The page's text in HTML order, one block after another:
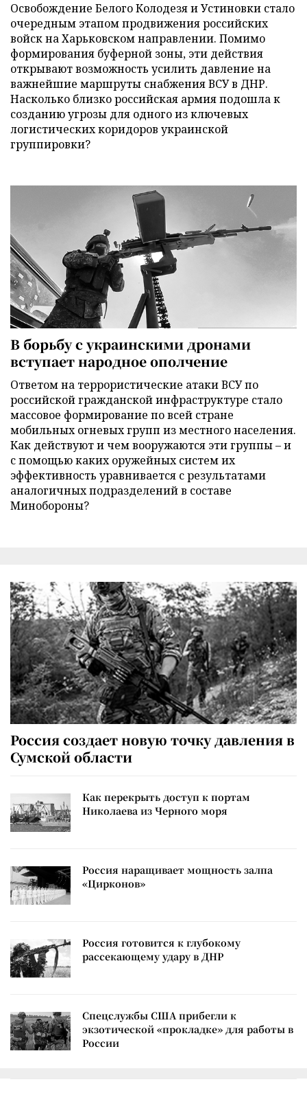
Освобождение Белого Колодезя и Устиновки стало
очередным этапом продвижения российских
войск на Харьковском направлении. Помимо
формирования буферной зоны, эти действия
открывают возможность усилить давление на
важнейшие маршруты снабжения ВСУ в ДНР.
Насколько близко российская армия подошла к
созданию угрозы для одного из ключевых
логистических коридоров украинской
группировки?
В борьбу с украинскими дронами
вступает народное ополчение
Ответом на террористические атаки ВСУ по
российской гражданской инфраструктуре стало
массовое формирование по всей стране
мобильных огневых групп из местного населения.
Как действуют и чем вооружаются эти группы – и
с помощью каких оружейных систем их
эффективность уравнивается с результатами
аналогичных подразделений в составе
Минобороны?
Россия создает новую точку давления в
Сумской области
Как перекрыть доступ к портам
Николаева из Черного моря
Россия наращивает мощность залпа
«Цирконов»
Россия готовится к глубокому
рассекающему удару в ДНР
Спецслужбы США прибегли к
экзотической «прокладке» для работы в
России